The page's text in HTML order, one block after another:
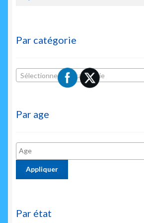
Par catégorie
Sélectionner une catégorie
Par age
Appliquer
Par état